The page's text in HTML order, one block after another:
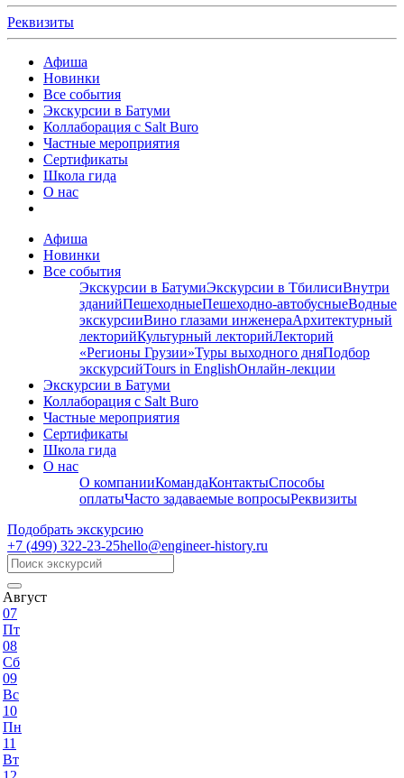
Реквизиты
Афиша
Новинки
Все события
Экскурсии в Батуми
Коллаборация с Salt Buro
Частные мероприятия
Сертификаты
Школа гида
О нас
Афиша
Новинки
Все события
Экскурсии в БатумиЭкскурсии в ТбилисиВнутри
зданийПешеходныеПешеходно-автобусныеВодные
экскурсииВино глазами инженераАрхитектурный
лекторийКультурный лекторийЛекторий
«Регионы Грузии»Туры выходного дняПодбор
экскурсийTours in EnglishОнлайн-лекции
Экскурсии в Батуми
Коллаборация с Salt Buro
Частные мероприятия
Сертификаты
Школа гида
О нас
О компанииКомандаКонтактыСпособы
оплатыЧасто задаваемые вопросыРеквизиты
Подобрать экскурсию
+7 (499) 322-23-25hello@engineer-history.ru
Август
07
Пт
08
Сб
09
Вс
10
Пн
11
Вт